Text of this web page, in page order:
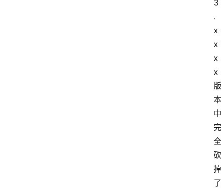
3
.
x
x
x
x
版
本
中
完
全
砍
掉
了